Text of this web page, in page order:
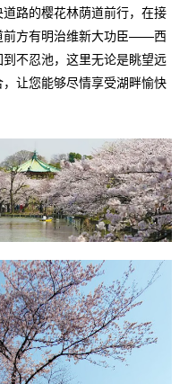
路的樱花林荫道前行，在接
前方有明治维新大功臣——西
不忍池，这里无论是眺望远
让您能够尽情享受湖畔愉快